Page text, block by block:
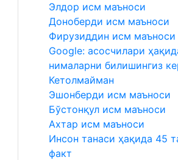
Элдор исм маъноси
Доноберди исм маъноси
Фирузиддин исм маъноси
Google: асосчилари
нималарни билишингиз
Кетолмайман
Эшонберди исм маъноси
Бўстонқул исм маъноси
Ахтар исм маъноси
Инсон танаси ҳақида 45
факт